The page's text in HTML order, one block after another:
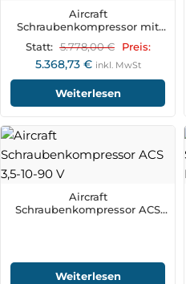
Aircraft
Schraubenkompressor mit
(Bodeninstallation) A-MICRO
5.5-08
Statt: 5.778,00€ Preis:
5.368,73 € inkl. MwSt
Weiterlesen
Aircraft
Schraubenkompressor ACS
Weiterlesen